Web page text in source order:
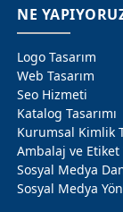
NE
Logo Tasarım
Web Tasarım
Seo Hizmeti
Katalog Tasarımı
Kurumsal Kimlik
Ambalaj ve Etiket
Sosyal Medya
Sosyal Medya